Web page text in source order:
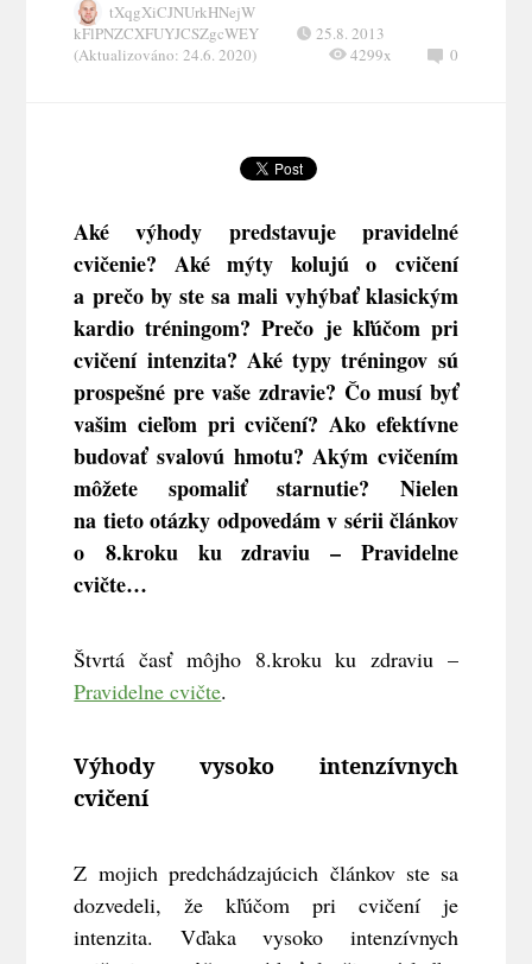
tXqgXiCJNUrkHNejW
kFlPNZCXFUYJCSZgcWEY
25.8. 2013
(Aktualizováno: 24.6. 2020)
0
4299x
Aké výhody predstavuje pravidelné
cvičenie? Aké mýty kolujú o cvičení
a prečo by ste sa mali vyhýbať klasickým
kardio tréningom? Prečo je kľúčom pri
cvičení intenzita? Aké typy tréningov sú
prospešné pre vaše zdravie? Čo musí byť
vašim cieľom pri cvičení? Ako efektívne
budovať svalovú hmotu? Akým cvičením
môžete spomaliť starnutie? Nielen
na tieto otázky odpovedám v sérii článkov
o 8.kroku ku zdraviu – Pravidelne
cvičte…
Štvrtá časť môjho 8.kroku ku zdraviu –
Pravidelne cvičte.
Výhody vysoko intenzívnych
cvičení
Z mojich predchádzajúcich článkov ste sa
dozvedeli, že kľúčom pri cvičení je
intenzita. Vďaka vysoko intenzívnych